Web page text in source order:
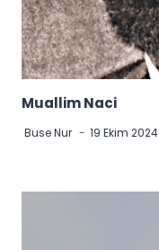
Muallim Naci
Buse Nur 19 Ekim 2024